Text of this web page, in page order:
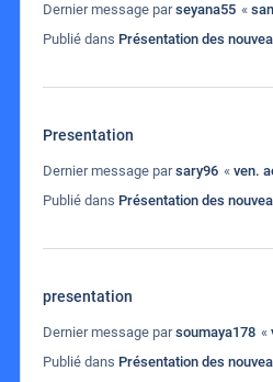
Dernier message parseyana55 «
Publié dans Présentation des
Presentation
Dernier message parsary96 « ven.
Publié dans Présentation des
presentation
Dernier message parsoumaya178 «
Publié dans Présentation des